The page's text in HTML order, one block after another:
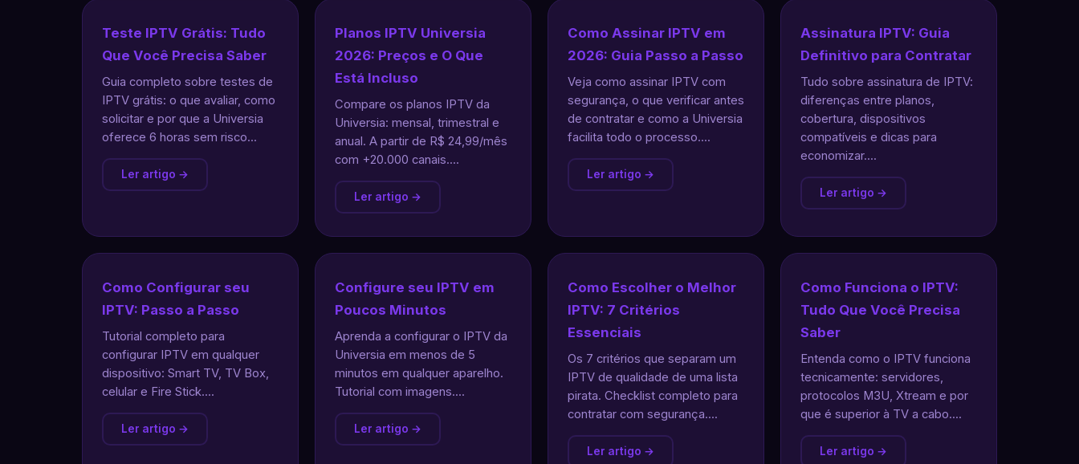
Teste IPTV Grátis: Tudo
Que Você Precisa Saber
Guia completo sobre testes de
IPTV grátis: o que avaliar, como
solicitar e por que a Universia
oferece 6 horas sem risco...
Ler artigo →
Planos IPTV Universia
2026: Preços e O Que
Está Incluso
Compare os planos IPTV da
Universia: mensal, trimestral e
anual. A partir de R$ 24,99/mês
com +20.000 canais....
Ler artigo →
Como Assinar IPTV em
2026: Guia Passo a Passo
Veja como assinar IPTV com
segurança, o que verificar antes
de contratar e como a Universia
facilita todo o processo....
Ler artigo →
Assinatura IPTV: Guia
Definitivo para Contratar
Tudo sobre assinatura de IPTV:
diferenças entre planos,
cobertura, dispositivos
compatíveis e dicas para
economizar....
Ler artigo →
Como Configurar seu
IPTV: Passo a Passo
Tutorial completo para
configurar IPTV em qualquer
dispositivo: Smart TV, TV Box,
celular e Fire Stick....
Ler artigo →
Configure seu IPTV em
Poucos Minutos
Aprenda a configurar o IPTV da
Universia em menos de 5
minutos em qualquer aparelho.
Tutorial com imagens....
Ler artigo →
Como Escolher o Melhor
IPTV: 7 Critérios
Essenciais
Os 7 critérios que separam um
IPTV de qualidade de uma lista
pirata. Checklist completo para
contratar com segurança....
Ler artigo →
Como Funciona o IPTV:
Tudo Que Você Precisa
Saber
Entenda como o IPTV funciona
tecnicamente: servidores,
protocolos M3U, Xtream e por
que é superior à TV a cabo....
Ler artigo →